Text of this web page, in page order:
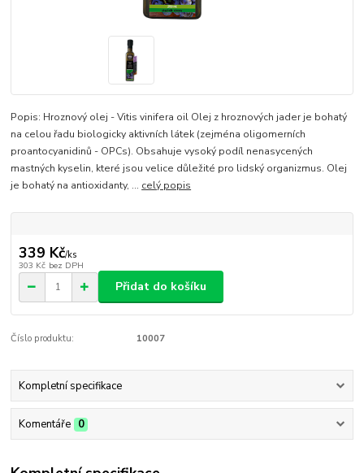
Popis: Hroznový olej - Vitis vinifera oil Olej z hroznových jader je bohatý
na celou řadu biologicky aktivních látek (zejména oligomerních
proantocyanidinů - OPCs). Obsahuje vysoký podíl nenasycených
mastných kyselin, které jsou velice důležité pro lidský organizmus. Olej
je bohatý na antioxidanty, ... celý popis
339 Kč/ks
303 Kč bez DPH
Přidat do košíku
Číslo produktu: 10007
Kompletní specifikace
Komentáře 0